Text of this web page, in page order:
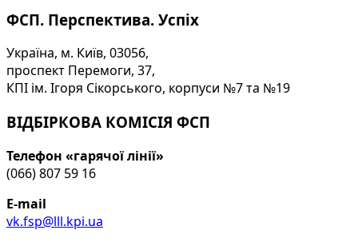
ФСП. Перспектива. Успіх
Україна, м. Київ, 03056,
проспект Перемоги, 37,
КПІ ім. Ігоря Сікорського, корпуси №7 та №19
ВІДБІРКОВА КОМІСІЯ ФСП
Телефон «гарячої лінії»
(066) 807 59 16
E-mail
vk.fsp@lll.kpi.ua